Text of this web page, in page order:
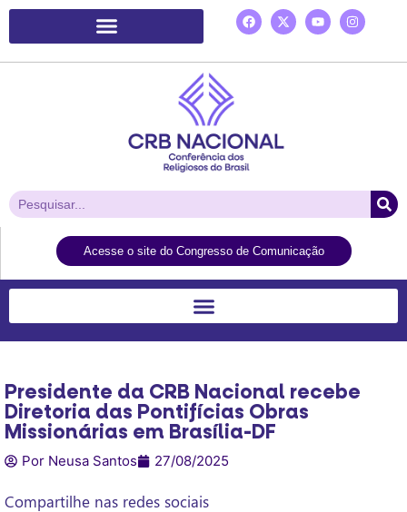
Acesse o site do Congresso de Comunicação
Presidente da CRB Nacional recebe
Diretoria das Pontifícias Obras
Missionárias em Brasília-DF
Por Neusa Santos 27/08/2025
Compartilhe nas redes sociais